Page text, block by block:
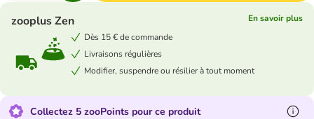
zooplus Zen
En savoir plus
Dès 15 € de commande
Livraisons régulières
Modifier, suspendre ou résilier à tout moment
Collectez 5 zooPoints pour ce produit